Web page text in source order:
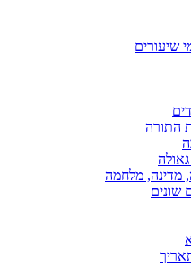
שיעורים
התורה
מדינה, מלחמה
שונים